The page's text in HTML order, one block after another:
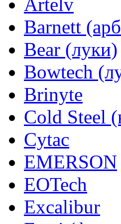
Barnett
Bear (луки)
Bowtech
Brinyte
Cold Steel
Cytac
EMERSON
EOTech
Excalibur